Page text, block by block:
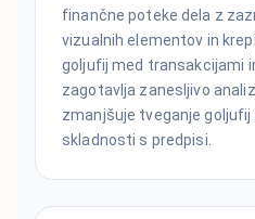
finančne poteke dela z
vizualnih elementov in
goljufij med transakcijami
zagotavlja zanesljivo
zmanjšuje tveganje
skladnosti s predpisi.